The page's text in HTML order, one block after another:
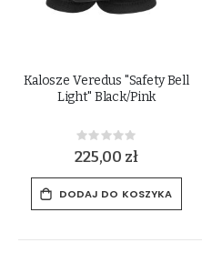
Kalosze Veredus "Safety Bell
Light" Black/Pink
Rating:
0%
225,00 zł
DODAJ DO KOSZYKA